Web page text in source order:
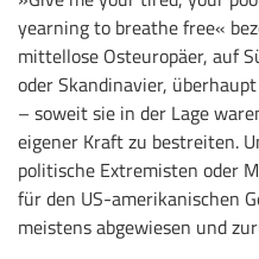
yearning to breathe free«
mittellose Osteuropäer, auf
oder Skandinavier,
– soweit sie in der Lage
eigener Kraft zu bestreiten.
politische Extremisten oder
für den US-amerikanischen
meistens abgewiesen und